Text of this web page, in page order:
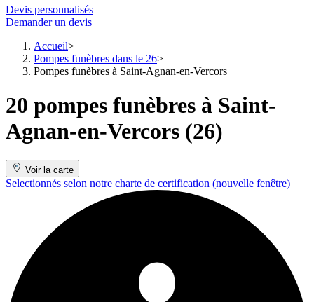
Devis personnalisés
Demander un devis
Accueil
Pompes funèbres dans le 26
Pompes funèbres à Saint-Agnan-en-Vercors
20 pompes funèbres à Saint-
Agnan-en-Vercors (26)
Voir la carte
Selectionnés selon notre charte de certification (nouvelle fenêtre)